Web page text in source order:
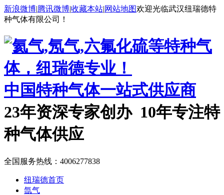
新浪微博|腾讯微博|收藏本站|网站地图欢迎光临武汉纽瑞德特
种气体有限公司！
中国特种气体一站式供应商
23年资深专家创办 10年专注特
种气体供应
全国服务热线： 4006277838
纽瑞德首页
氙气